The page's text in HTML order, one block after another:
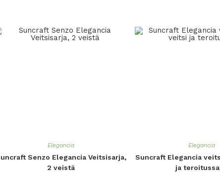
Elegancia
Senzo Elegancia Veitsisarja,
2 veistä
Elegancia
Suncraft Elegancia
ja